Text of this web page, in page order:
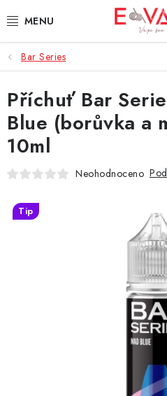
na
3D TISK
TIPY ZA DOBROU CENU
AROMATA A PŘÍCHUTĚ
BÁZE
E-LIQUIDY
Bar Series
Příchuť Bar
Blue (borůvka a
10ml
Neohodnoceno
Tip